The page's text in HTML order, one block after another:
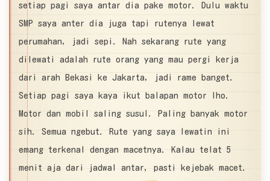
setiap pagi saya antar dia pake motor. Dulu waktu
SMP saya anter dia juga tapi rutenya lewat
perumahan, jadi sepi. Nah sekarang rute yang
dilewati adalah rute orang yang mau pergi kerja
dari arah Bekasi ke Jakarta, jadi rame banget.
Setiap pagi saya kaya ikut balapan motor lho.
Motor dan mobil saling susul. Paling banyak motor
sih. Semua ngebut. Rute yang saya lewatin ini
emang terkenal dengan macetnya. Kalau telat 5
menit aja dari jadwal antar, pasti kejebak macet.